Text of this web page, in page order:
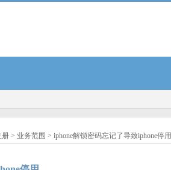
册 > 业务范围 > iphone解锁密码忘记了导致iphone停用